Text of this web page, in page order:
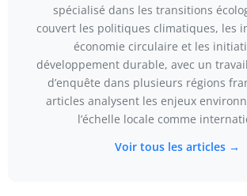
spécialisé dans les transitions
couvert les politiques climatiques, les
économie circulaire et les
développement durable, avec un
d’enquête dans plusieurs régions
articles analysent les enjeux
l’échelle locale comme
Voir tous les articles →